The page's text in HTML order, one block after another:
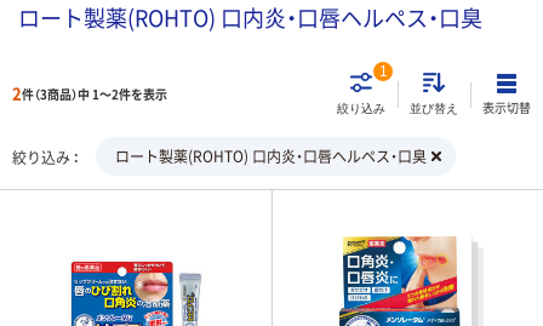
ロート製薬(ROHTO) 口内炎・口唇ヘルペス・口臭
2件（3商品）中 1～2件を表示
絞り込み
1
並び替え 表示切替
絞り込み ロート製薬(ROHTO) 口内炎・口唇ヘルペス・口臭